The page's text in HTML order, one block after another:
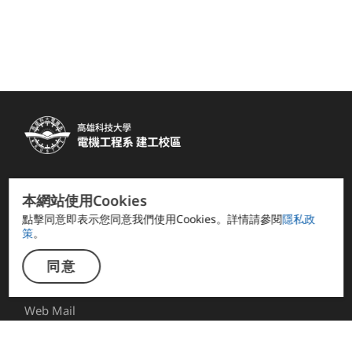
系友會 FB
電資學院
計網中心
智慧自動化系統碩士班
Web Mail
本網站使用Cookies
點擊同意即表示您同意我們使用Cookies。詳情請參閱隱私政
策。
同意